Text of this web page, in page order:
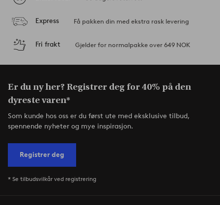
Express Få pakken din med ekstra rask levering
Fri frakt Gjelder for normalpakke over 649 NOK
Er du ny her? Registrer deg for 40% på den
dyreste varen*
Som kunde hos oss er du først ute med eksklusive tilbud,
spennende nyheter og mye inspirasjon.
Registrer deg
* Se tilbudsvilkår ved registrering